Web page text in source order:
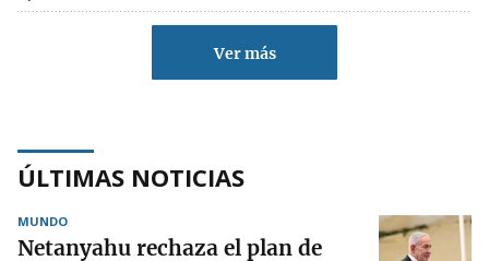
Ver más
ÚLTIMAS NOTICIAS
MUNDO
Netanyahu rechaza el plan de